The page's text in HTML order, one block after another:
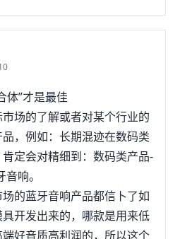
拼的还是价裤脊格。怎么选
是理论，也许他们自己连跨
，理论还可以，但真正能选
不容易的。直接举例来分
么选品，当然，选择什么产
来判断能不能下手去干的，
，也被大家所看好，你们认
鞋据说日本卖得很火爆，在
潮，从产品的设计上来讲，
，并且这是一款实用型的产
且在色彩上也很吸引人，对
抵抗力啊！也许你会觉得拖
体”才是最佳
场的了解或者对某个行业的
，例如：长期混迹在数码类
定会对精细到：数码类产品-
响。
的蓝牙音响产品都信卜了如
开发出来的，哪款是用来低
好音质高利润的，所以这个